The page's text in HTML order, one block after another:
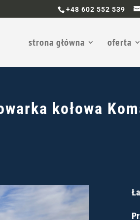
+48 602 552 539
strona główna oferta
kołowa